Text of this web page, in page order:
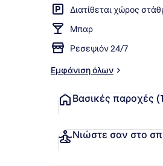
Διατίθεται χώρος
Μπαρ
Ρεσεψιόν 24/7
Εμφάνιση όλων
Βασικές παροχές
Νιώστε σαν στο